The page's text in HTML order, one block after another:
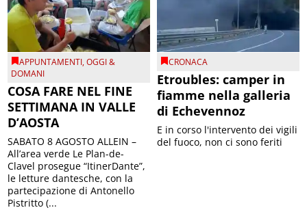
APPUNTAMENTI,OGGI &
DOMANI
COSA FARE NEL FINE
SETTIMANA IN VALLE
D’AOSTA
SABATO 8 AGOSTO ALLEIN –
All’area verde Le Plan-de-
Clavel prosegue “ItinerDante”,
le letture dantesche, con la
partecipazione di Antonello
Pistritto (...
CRONACA
Etroubles: camper in
fiamme nella galleria
di Echevennoz
E in corso l'intervento dei vigili
del fuoco, non ci sono feriti